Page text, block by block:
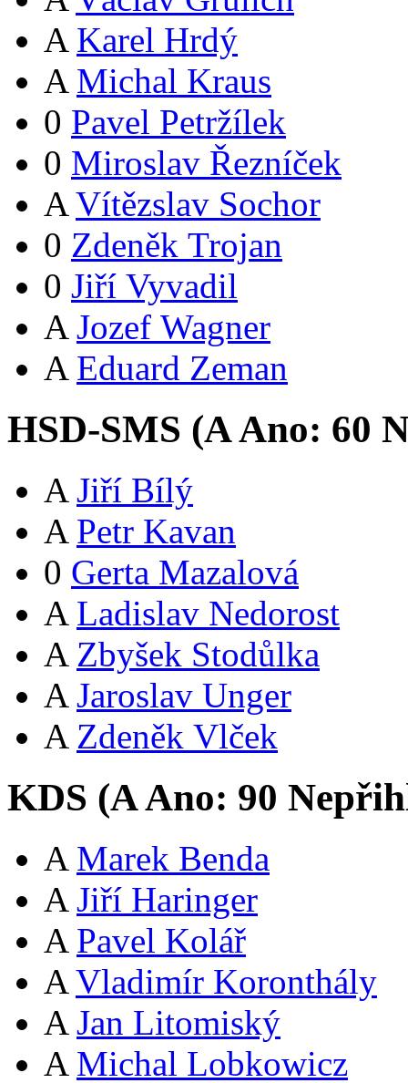
A Karel Hrdý
A Michal Kraus
0 Pavel Petržílek
0 Miroslav Řezníček
A Vítězslav Sochor
0 Zdeněk Trojan
0 Jiří Vyvadil
A Jozef Wagner
A Eduard Zeman
HSD-SMS (AAno: 60
A Jiří Bílý
A Petr Kavan
0 Gerta Mazalová
A Ladislav Nedorost
A Zbyšek Stodůlka
A Jaroslav Unger
A Zdeněk Vlček
KDS (AAno: 90
A Marek Benda
A Jiří Haringer
A Pavel Kolář
A Vladimír Koronthály
A Jan Litomiský
A Michal Lobkowicz